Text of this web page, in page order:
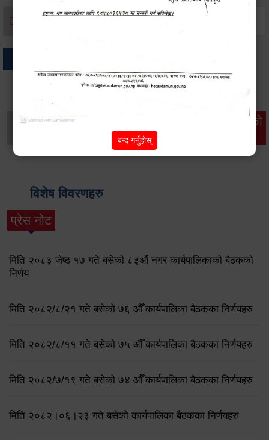
थप विवरणहरु
सामाजिक सुरक्षा तथा
विकास
सूचनाको
विशेष विवरणहरु
प्रेस नोट
मिति २०८३ जेष्ठ १७ गते बसेको ८३औं नगर कार्यपालिकाको बैठकको
निर्णय
मिति २०८२/८/२१ गते बसेको ७६ औँ कार्यपालिका बैठकका निर्णयहरु
मिति २०८२/८/११ गते बसेको ७५ औँ कार्यपालिका बैठकका निर्णयहरु
मिति २०८२/७/१९ गते बसेको ७४ औँ कार्यपालिका बैठकका निर्णयहरु
मिति २०८२।०६।२३ गते बसेको कार्यपालिका बैठकका निर्णयहरु
बन्द गर्नुहोस्